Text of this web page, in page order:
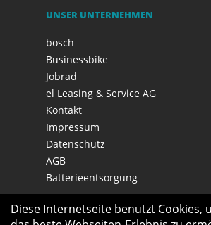
UNSER UNTERNEHMEN
bosch
Businessbike
Jobrad
el Leasing & Service AG
Kontakt
Impressum
Datenschutz
AGB
Batterieentsorgung
Diese Internetseite benutzt Cookies,